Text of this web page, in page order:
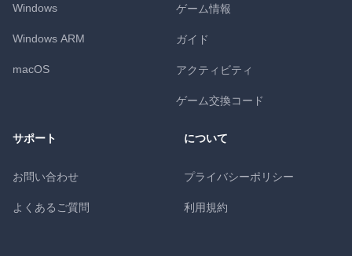
Windows
Windows ARM
macOS
ゲーム情報
ガイド
アクティビティ
ゲーム交換コード
サポート
お問い合わせ
よくあるご質問
について
プライバシーポリシー
利用規約